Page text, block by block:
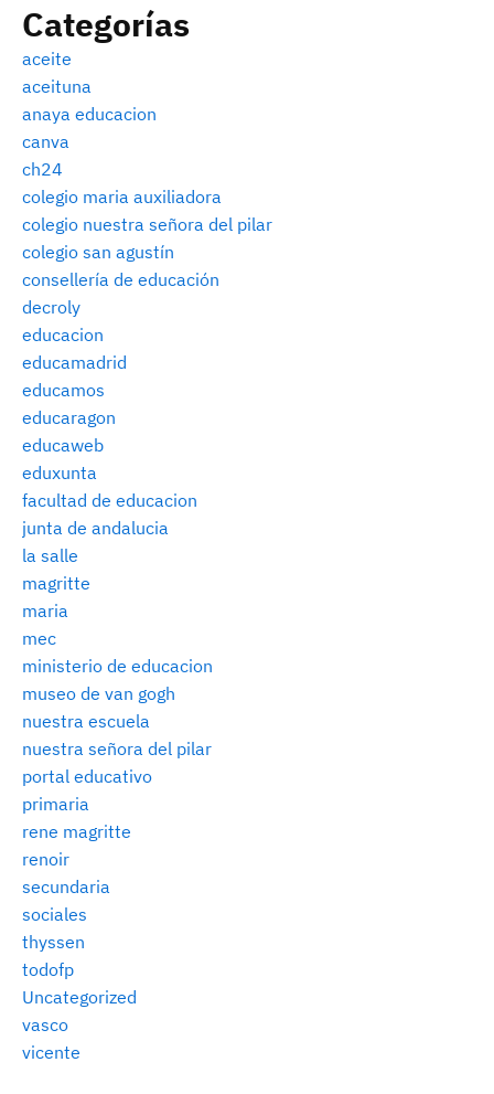
Categorías
aceite
aceituna
anaya educacion
canva
ch24
colegio maria auxiliadora
colegio nuestra señora del pilar
colegio san agustín
consellería de educación
decroly
educacion
educamadrid
educamos
educaragon
educaweb
eduxunta
facultad de educacion
junta de andalucia
la salle
magritte
maria
mec
ministerio de educacion
museo de van gogh
nuestra escuela
nuestra señora del pilar
portal educativo
primaria
rene magritte
renoir
secundaria
sociales
thyssen
todofp
Uncategorized
vasco
vicente